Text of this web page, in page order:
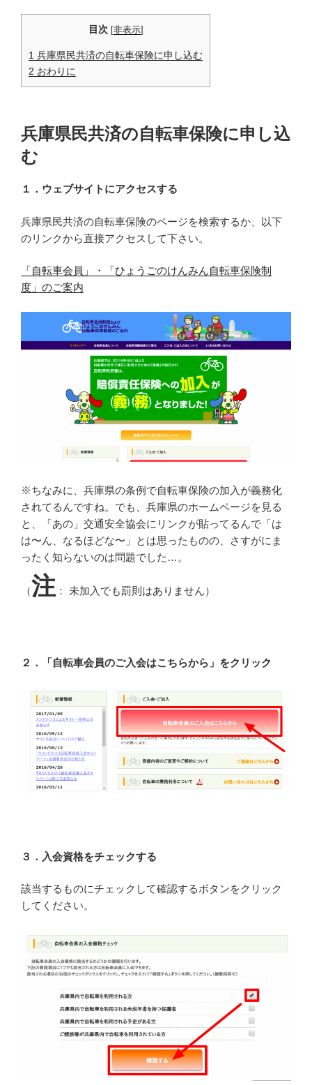
目次 [非表示]
1 兵庫県民共済の自転車保険に申し込む
2 おわりに
兵庫県民共済の自転車保険に申し込
む
１．ウェブサイトにアクセスする
兵庫県民共済の自転車保険のページを検索するか、以下
のリンクから直接アクセスして下さい。
「自転車会員」・「ひょうごのけんみん自転車保険制
度」のご案内
※ちなみに、兵庫県の条例で自転車保険の加入が義務化
されてるんですね。でも、兵庫県のホームページを見る
と、「あの」交通安全協会にリンクが貼ってるんで「は
は〜ん、なるほどな〜」とは思ったものの、さすがにま
ったく知らないのは問題でした…。
（注 ： 未加入でも罰則はありません）
２．「自転車会員のご入会はこちらから」をクリック
３．入会資格をチェックする
該当するものにチェックして確認するボタンをクリック
してください。